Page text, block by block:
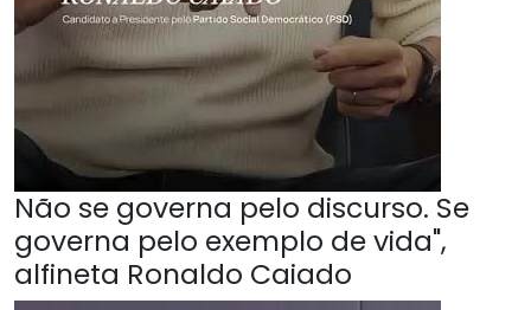
Não se governa pelo discurso. Se
governa pelo exemplo de vida",
alfineta Ronaldo Caiado